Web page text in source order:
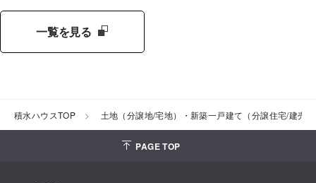
一覧を見る
積水ハウスTOP 土地（分譲地/宅地）・新築一戸建て（分譲住宅/建売
PAGE TOP